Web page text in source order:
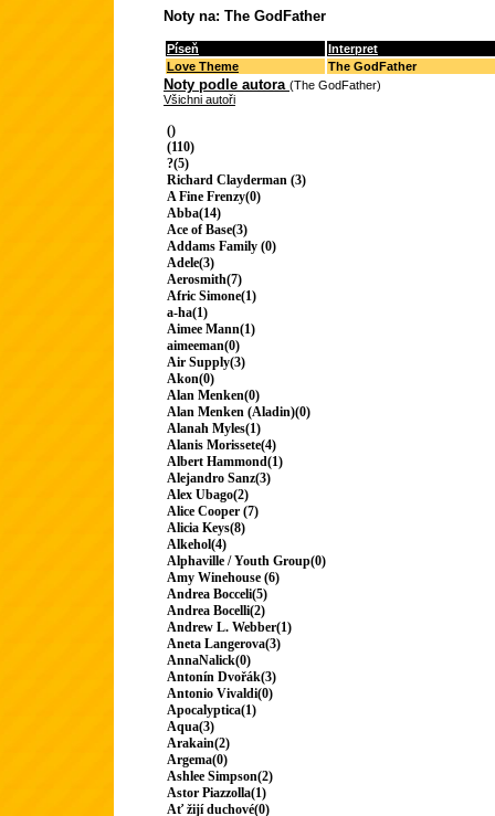
Noty na: The GodFather
Píseň
Interpret
Love Theme
The GodFather
Noty podle autora (The GodFather)
Všichni autoři
()
(110)
?(5)
Richard Clayderman (3)
A Fine Frenzy(0)
Abba(14)
Ace of Base(3)
Addams Family (0)
Adele(3)
Aerosmith(7)
Afric Simone(1)
a-ha(1)
Aimee Mann(1)
aimeeman(0)
Air Supply(3)
Akon(0)
Alan Menken(0)
Alan Menken (Aladin)(0)
Alanah Myles(1)
Alanis Morissete(4)
Albert Hammond(1)
Alejandro Sanz(3)
Alex Ubago(2)
Alice Cooper (7)
Alicia Keys(8)
Alkehol(4)
Alphaville / Youth Group(0)
Amy Winehouse (6)
Andrea Bocceli(5)
Andrea Bocelli(2)
Andrew L. Webber(1)
Aneta Langerova(3)
AnnaNalick(0)
Antonín Dvořák(3)
Antonio Vivaldi(0)
Apocalyptica(1)
Aqua(3)
Arakain(2)
Argema(0)
Ashlee Simpson(2)
Astor Piazzolla(1)
Ať žijí duchové(0)